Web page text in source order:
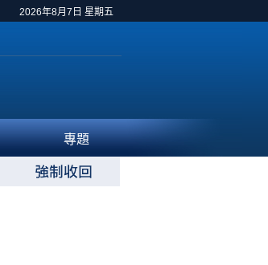
2026年8月7日 星期五
專題